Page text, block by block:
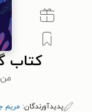
کتاب
پدیدآورندگان: مریم